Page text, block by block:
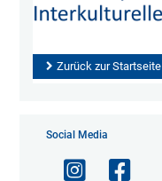
Zurück zur Startseite
Social Media